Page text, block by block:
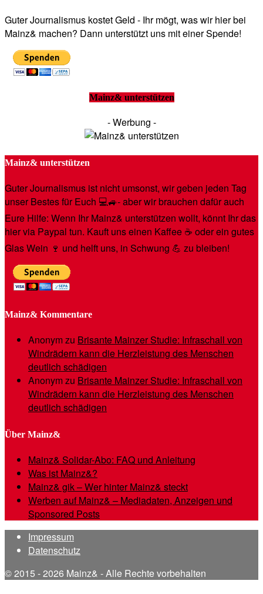
Guter Journalismus kostet Geld - Ihr mögt, was wir hier bei
Mainz& machen? Dann unterstützt uns mit einer Spende!
Mainz& unterstützen
- Werbung -
Mainz& unterstützen
Guter Journalismus ist nicht umsonst, wir geben jeden Tag
unser Bestes für Euch 💻🚙- aber wir brauchen dafür auch
Eure Hilfe: Wenn Ihr Mainz& unterstützen wollt, könnt Ihr das
hier via Paypal tun. Kauft uns einen Kaffee ☕️ oder ein gutes
Glas Wein 🍷 und helft uns, in Schwung 💪 zu bleiben!
Mainz& Kommentare
Anonymzu Brisante Mainzer Studie: Infraschall von
Windrädern kann die Herzleistung des Menschen
deutlich schädigen
Anonymzu Brisante Mainzer Studie: Infraschall von
Windrädern kann die Herzleistung des Menschen
deutlich schädigen
Über Mainz&
Mainz& Solidar-Abo: FAQ und Anleitung
Was ist Mainz&?
Mainz& gik – Wer hinter Mainz& steckt
Werben auf Mainz& – Mediadaten, Anzeigen und
Sponsored Posts
Impressum
Datenschutz
© 2015 - 2026 Mainz& - Alle Rechte vorbehalten